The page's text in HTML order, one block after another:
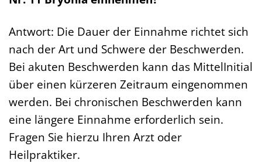
Antwort: Die Dauer der Einnahme richtet sich
nach der Art und Schwere der Beschwerden.
Bei akuten Beschwerden kann das MittelInitial
über einen kürzeren Zeitraum eingenommen
werden. Bei chronischen Beschwerden kann
eine längere Einnahme erforderlich sein.
Fragen Sie hierzu Ihren Arzt oder
Heilpraktiker.